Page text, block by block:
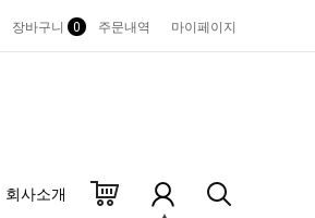
장바구니 0 주문내역 마이페이지
회사소개